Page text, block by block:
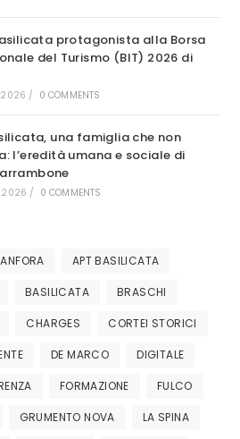
protagonista alla Borsa
del Turismo (BIT) 2026 di
2026 / 0 COMMENTS
una famiglia che non
l’eredità umana e sociale di
2026 / 0 COMMENTS
APT BASILICATA
BASILICATA BRASCHI
CHARGES CORTEI STORICI
DE MARCO DIGITALE
FORMAZIONE FULCO
GRUMENTO NOVA LA SPINA